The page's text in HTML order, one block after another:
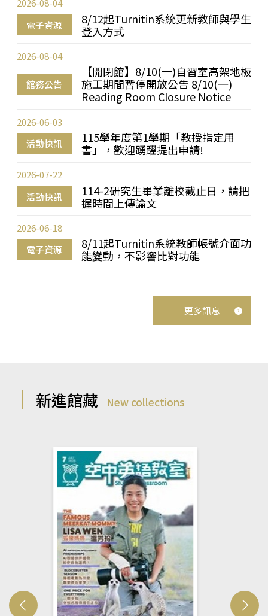
電子資源
8/12起Turnitin系統更新教師與學生
登入方式
2026-08-04
館務公告
【開閉館】8/10(一)自習室高架地板
施工期間暫停開放公告 8/10(一)
Reading Room Closure Notice
2026-08-04
活動快訊
115學年度第1學期「教授指定用
書」，歡迎踴躍提出申請!
2026-06-03
活動快訊
114-2研究生畢業離校截止日，請把
握時間上傳論文
2026-07-22
電子資源
8/11起Turnitin系統教師帳號介面功
能變動，不影響比對功能
2026-06-18
更多訊息
新進館藏 New collections